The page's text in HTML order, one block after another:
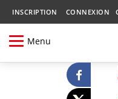
INSCRIPTION CONNEXION
Menu